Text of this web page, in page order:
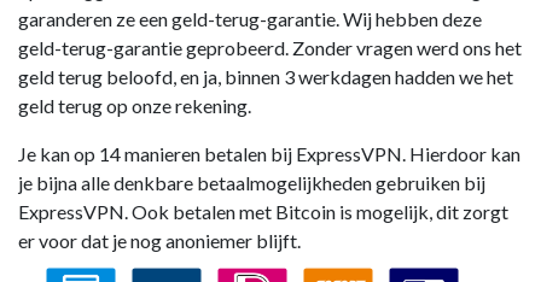
garanderen ze een geld-terug-garantie. Wij hebben deze
geld-terug-garantie geprobeerd. Zonder vragen werd ons het
geld terug beloofd, en ja, binnen 3 werkdagen hadden we het
geld terug op onze rekening.
Je kan op 14 manieren betalen bij ExpressVPN. Hierdoor kan
je bijna alle denkbare betaalmogelijkheden gebruiken bij
ExpressVPN. Ook betalen met Bitcoin is mogelijk, dit zorgt
er voor dat je nog anoniemer blijft.